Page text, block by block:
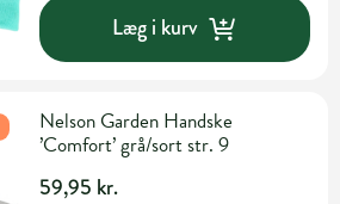
Læg i kurv
Nelson Garden Handske
’Comfort’ grå/sort str. 9
59,95 kr.